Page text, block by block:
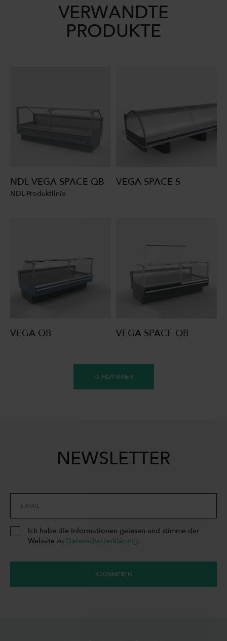
VERWANDTE
PRODUKTE
NDL VEGA SPACE QB
NDL-Produktlinie
VEGA SPACE S
VEGA QB VEGA SPACE QB
KÜHLVITRINEN
NEWSLETTER
E-MAIL
Ich habe die Informationen gelesen und stimme der
Website zu Datenschutzerklärung.
ABONNIEREN